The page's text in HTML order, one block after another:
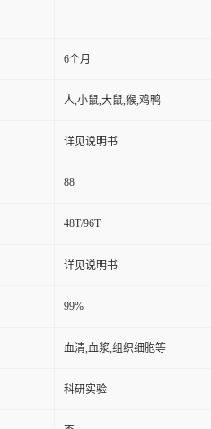
6个月
人,小鼠,大鼠,猴,鸡鸭
详见说明书
88
48T/96T
详见说明书
99%
血清,血浆,组织细胞等
科研实验